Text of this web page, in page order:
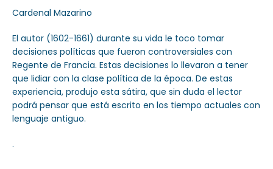
Cardenal Mazarino
El autor (1602-1661) durante su vida le toco tomar
decisiones políticas que fueron controversiales con
Regente de Francia. Estas decisiones lo llevaron a tener
que lidiar con la clase política de la época. De estas
experiencia, produjo esta sátira, que sin duda el lector
podrá pensar que está escrito en los tiempo actuales con
lenguaje antiguo.
.